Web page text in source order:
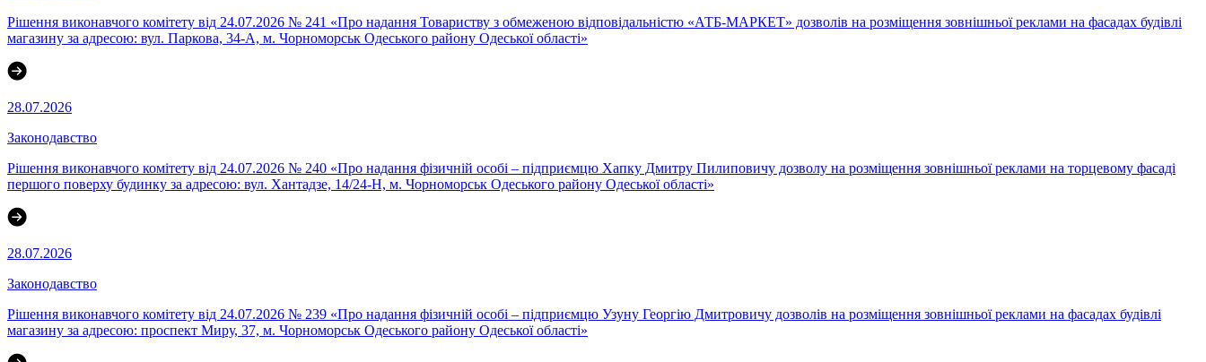
Рішення виконавчого комітету від 24.07.2026 № 241 «Про надання Товариству з обмеженою відповідальністю «АТБ-МАРКЕТ» дозволів на розміщення зовнішньої реклами на фасадах будівлі
магазину за адресою: вул. Паркова, 34-А, м. Чорноморськ Одеського району Одеської області»
28.07.2026
Законодавство
Рішення виконавчого комітету від 24.07.2026 № 240 «Про надання фізичній особі – підприємцю Хапку Дмитру Пилиповичу дозволу на розміщення зовнішньої реклами на торцевому фасаді
першого поверху будинку за адресою: вул. Хантадзе, 14/24-Н, м. Чорноморськ Одеського району Одеської області»
28.07.2026
Законодавство
Рішення виконавчого комітету від 24.07.2026 № 239 «Про надання фізичній особі – підприємцю Узуну Георгію Дмитровичу дозволів на розміщення зовнішньої реклами на фасадах будівлі
магазину за адресою: проспект Миру, 37, м. Чорноморськ Одеського району Одеської області»